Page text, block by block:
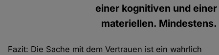
einer kognitiven und einer
materiellen. Mindestens.
Fazit: Die Sache mit dem Vertrauen ist ein wahrlich